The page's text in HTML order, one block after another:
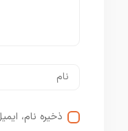
ذخیره نام،